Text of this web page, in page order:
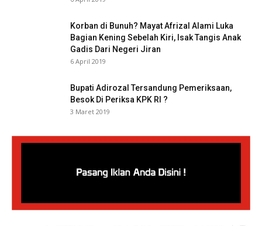
Korban di Bunuh? Mayat Afrizal Alami Luka
Bagian Kening Sebelah Kiri, Isak Tangis Anak
Gadis Dari Negeri Jiran
6 April 2019
Bupati Adirozal Tersandung Pemeriksaan,
Besok Di Periksa KPK RI ?
3 Maret 2019